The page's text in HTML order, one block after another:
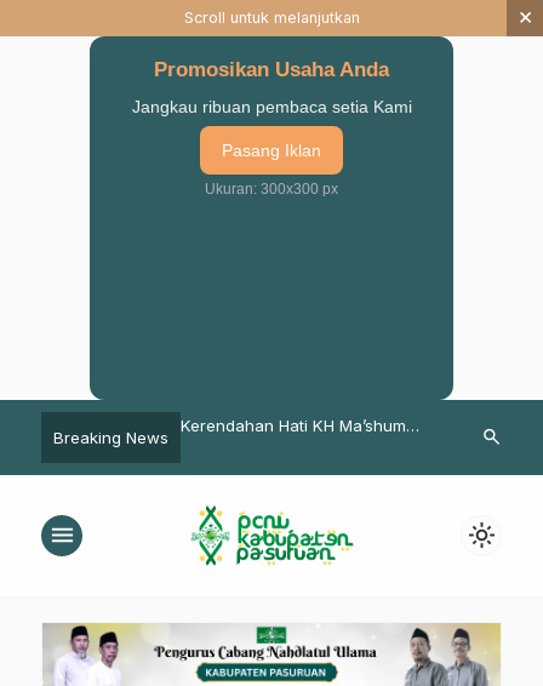
Scroll untuk melanjutkan ×
Promosikan Usaha Anda
Jangkau ribuan pembaca setia Kami
Pasang Iklan
Ukuran: 300x300 px
Breaking News
Kepada Mahasiswi
Kerendahan Hati KH Ma’shum
Rais Syuriyah PCNU Kab.
Pasuruan
Ngaos
search
menu light_mode